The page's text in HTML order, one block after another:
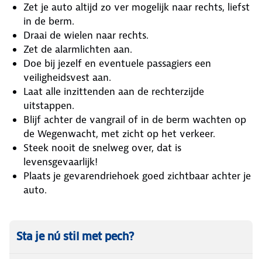
Zet je auto altijd zo ver mogelijk naar rechts, liefst
in de berm.
Draai de wielen naar rechts.
Zet de alarmlichten aan.
Doe bij jezelf en eventuele passagiers een
veiligheidsvest aan.
Laat alle inzittenden aan de rechterzijde
uitstappen.
Blijf achter de vangrail of in de berm wachten op
de Wegenwacht, met zicht op het verkeer.
Steek nooit de snelweg over, dat is
levensgevaarlijk!
Plaats je gevarendriehoek goed zichtbaar achter je
auto.
Sta je nú stil met pech?